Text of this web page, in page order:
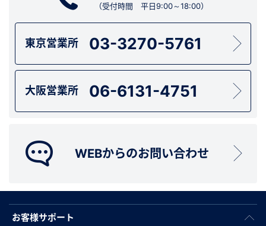
（受付時間 平日9:00～18:00）
東京営業所 03-3270-5761
大阪営業所 06-6131-4751
WEBからのお問い合わせ
お客様サポート